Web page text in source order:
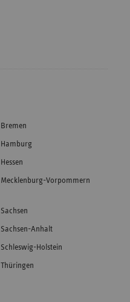
Bremen
Hamburg
Hessen
Mecklenburg-Vorpommern
Sachsen
Sachsen-Anhalt
Schleswig-Holstein
Thüringen